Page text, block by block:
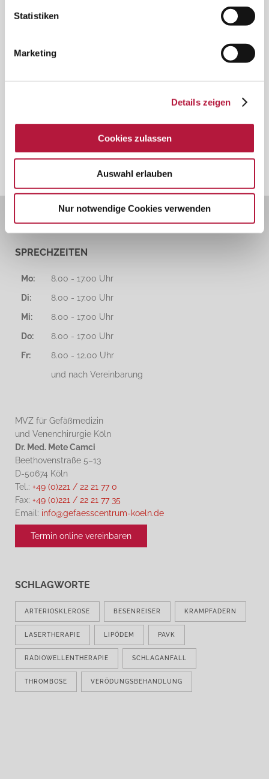
Statistiken
Marketing
Details zeigen
Cookies zulassen
Auswahl erlauben
Nur notwendige Cookies verwenden
DATE
SPRECHZEITEN
Mo:
8.00 - 17.00 Uhr
Di:
8.00 - 17.00 Uhr
Mi:
8.00 - 17.00 Uhr
Do:
8.00 - 17.00 Uhr
Fr:
8.00 - 12.00 Uhr
und nach Vereinbarung
MVZ für Gefäßmedizin
und Venenchirurgie Köln
Dr. Med. Mete Camci
Beethovenstraße 5–13
D-50674 Köln
Tel.: +49 (0)221 / 22 21 77 0
Fax: +49 (0)221 / 22 21 77 35
Email: info@gefaesscentrum-koeln.de
Termin online vereinbaren
SCHLAGWORTE
ARTERIOSKLEROSE BESENREISER KRAMPFADERN
LASERTHERAPIE LIPÖDEM PAVK
RADIOWELLENTHERAPIE SCHLAGANFALL
THROMBOSE VERÖDUNGSBEHANDLUNG